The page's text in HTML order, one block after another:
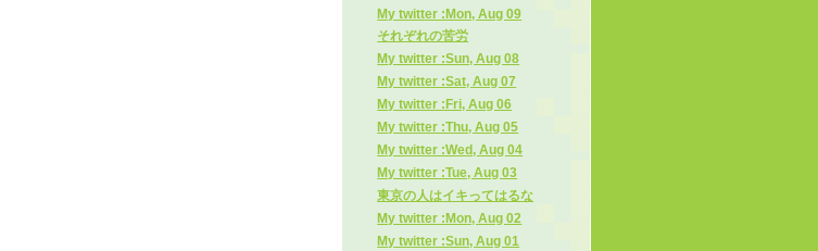
My twitter :Mon, Aug 09
それぞれの苦労
My twitter :Sun, Aug 08
My twitter :Sat, Aug 07
My twitter :Fri, Aug 06
My twitter :Thu, Aug 05
My twitter :Wed, Aug 04
My twitter :Tue, Aug 03
東京の人はイキってはるな
My twitter :Mon, Aug 02
My twitter :Sun, Aug 01